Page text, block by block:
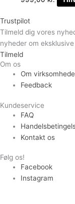
Trustpilot
Tilmeld dig vores
nyheder om
Tilmeld
Om os
Om
Feedback
Kundeservice
FAQ
Kontakt os
Følg os!
Facebook
Instagram